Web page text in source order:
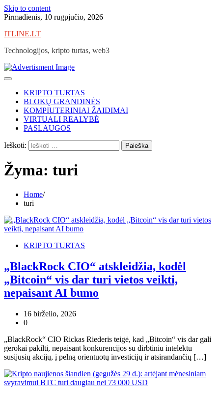
Skip to content
Pirmadienis, 10 rugpjūčio, 2026
ITLINE.LT
Technologijos, kripto turtas, web3
KRIPTO TURTAS
BLOKŲ GRANDINĖS
KOMPIUTERINIAI ŽAIDIMAI
VIRTUALI REALYBĖ
PASLAUGOS
Ieškoti:
Žyma: turi
Home
turi
KRIPTO TURTAS
„BlackRock CIO“ atskleidžia, kodėl
„Bitcoin“ vis dar turi vietos veikti,
nepaisant AI bumo
16 birželio, 2026
0
„BlackRock“ CIO Rickas Riederis teigė, kad „Bitcoin“ vis dar gali
gerokai pakilti, nepaisant konkurencijos su dirbtiniu intelektu
susijusių akcijų, į pelną orientuotų investicijų ir atsirandančių […]